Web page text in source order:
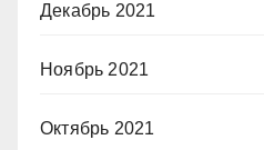
Декабрь 2021
Ноябрь 2021
Октябрь 2021